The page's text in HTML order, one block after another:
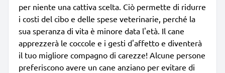
per niente una cattiva scelta. Ciò permette di ridurre
i costi del cibo e delle spese veterinarie, perché la
sua speranza di vita è minore data l'età. Il cane
apprezzerà le coccole e i gesti d'affetto e diventerà
il tuo migliore compagno di carezze! Alcune persone
preferiscono avere un cane anziano per evitare di